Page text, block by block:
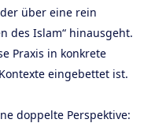
über eine rein
des Islam“ hinausgeht.
Praxis in konkrete
eingebettet ist.
doppelte Perspektive: